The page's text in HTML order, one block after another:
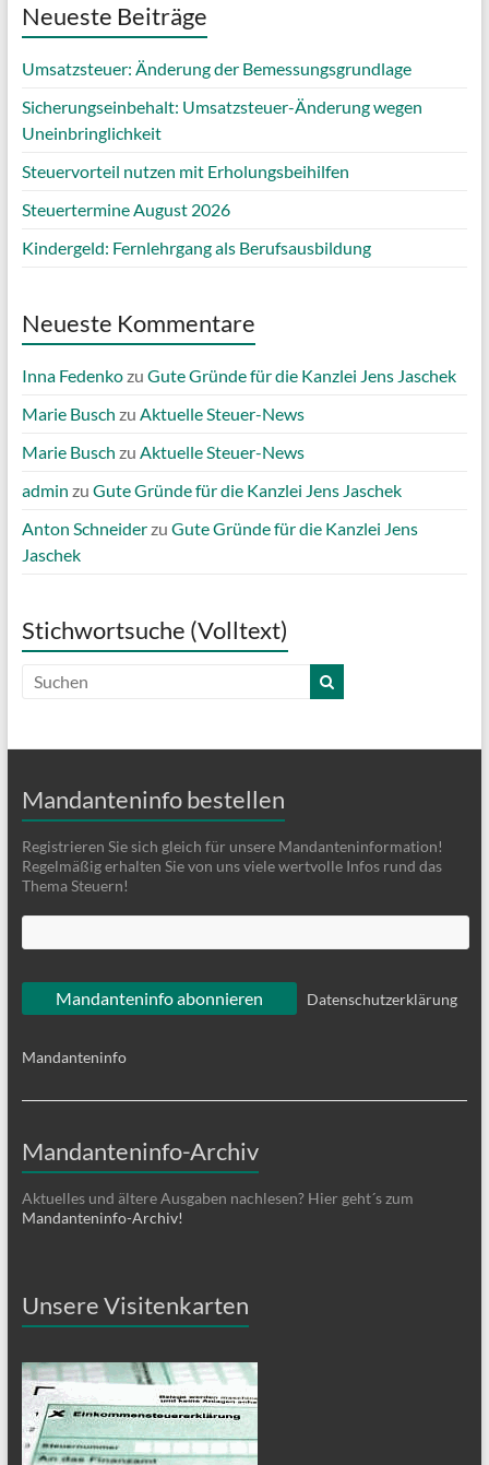
Neueste Beiträge
Umsatzsteuer: Änderung der Bemessungsgrundlage
Sicherungseinbehalt: Umsatzsteuer-Änderung wegen
Uneinbringlichkeit
Steuervorteil nutzen mit Erholungsbeihilfen
Steuertermine August 2026
Kindergeld: Fernlehrgang als Berufsausbildung
Neueste Kommentare
Inna Fedenkozu Gute Gründe für die Kanzlei Jens Jaschek
Marie Busch zu Aktuelle Steuer-News
Marie Busch zu Aktuelle Steuer-News
admin zu Gute Gründe für die Kanzlei Jens Jaschek
Anton Schneiderzu Gute Gründe für die Kanzlei Jens
Jaschek
Stichwortsuche (Volltext)
Mandanteninfo bestellen
Registrieren Sie sich gleich für unsere Mandanteninformation!
Regelmäßig erhalten Sie von uns viele wertvolle Infos rund das
Thema Steuern!
Datenschutzerklärung
Mandanteninfo
Mandanteninfo-Archiv
Aktuelles und ältere Ausgaben nachlesen? Hier geht´s zum
Mandanteninfo-Archiv!
Unsere Visitenkarten